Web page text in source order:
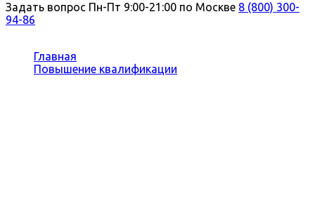
Задать вопрос Пн-Пт 9:00-21:00 по Москве 8 (800) 300-
94-86
Главная
Повышение квалификации